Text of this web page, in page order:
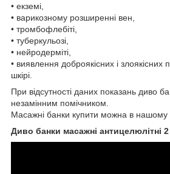
• екземі,
• варикозному розширенні вен,
• тромбофлебіті,
• туберкульозі,
• нейродерміті,
• виявлення доброякісних і злоякісних
шкірі.
При відсутності даних показань диво
незамінним помічником.
Масажні банки купити можна в нашому
Диво банки масажні антицелюлітні